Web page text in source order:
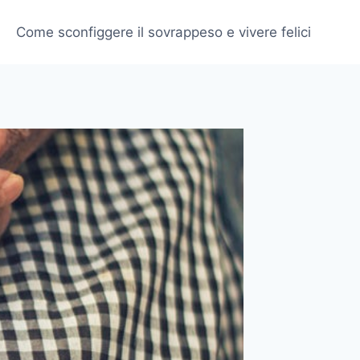
Come sconfiggere il sovrappeso e vivere felici